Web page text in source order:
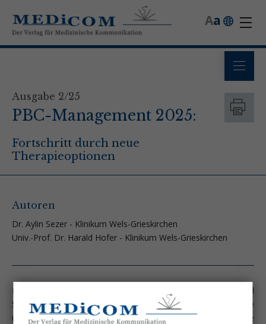
a
A
Ausgabe 2/25
PBC-Management 2025:
Fortschritt durch neue
Therapieoptionen
Autoren
Dr. Aylin Sezer - Klinikum Wels-Grieskirchen
Univ.-Prof. Dr. Harald Hofer - Klinikum Wels-Grieskirchen
Durch die Zulassung der PPAR-Agonisten Elaﬁbranor und
Seladelpar, den Widerruf der Zulassung für die Obeticholsäure
und anhaltender Diskussionen hinsichtlich neuer Therapieziele